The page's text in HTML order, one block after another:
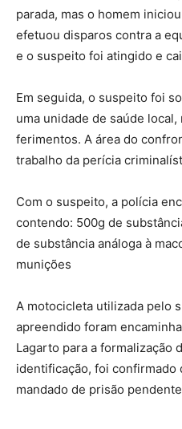
parada, mas o homem
efetuou disparos contra a
e o suspeito foi atingido e
Em seguida, o suspeito foi
uma unidade de saúde
ferimentos. A área do
trabalho da perícia
Com o suspeito, a polícia
contendo: 500g de
de substância análoga à
munições
A motocicleta utilizada pelo
apreendido foram
Lagarto para a formalização
identificação, foi confirmado
mandado de prisão